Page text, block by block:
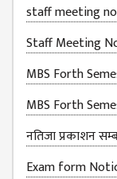
MBS FOURTH
SEMESTERS
DOWNLOAD
PROJECTED FOR
STUDENTS
CLASS ROUTINE
EXAM ROUTINE
staff meeting
Staff Meeting
MBS Forth
MBS Forth
नतिजा प्रकाशन
Exam form